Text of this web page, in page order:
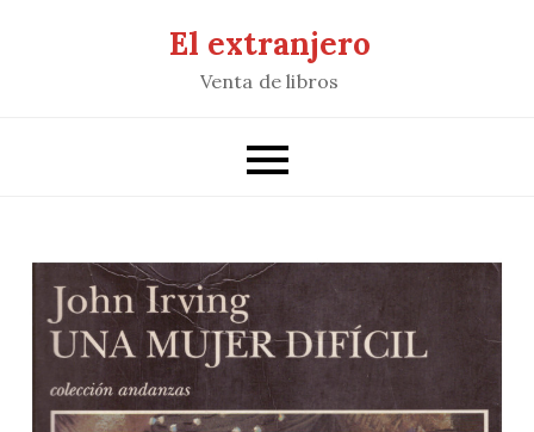
El extranjero
Venta de libros